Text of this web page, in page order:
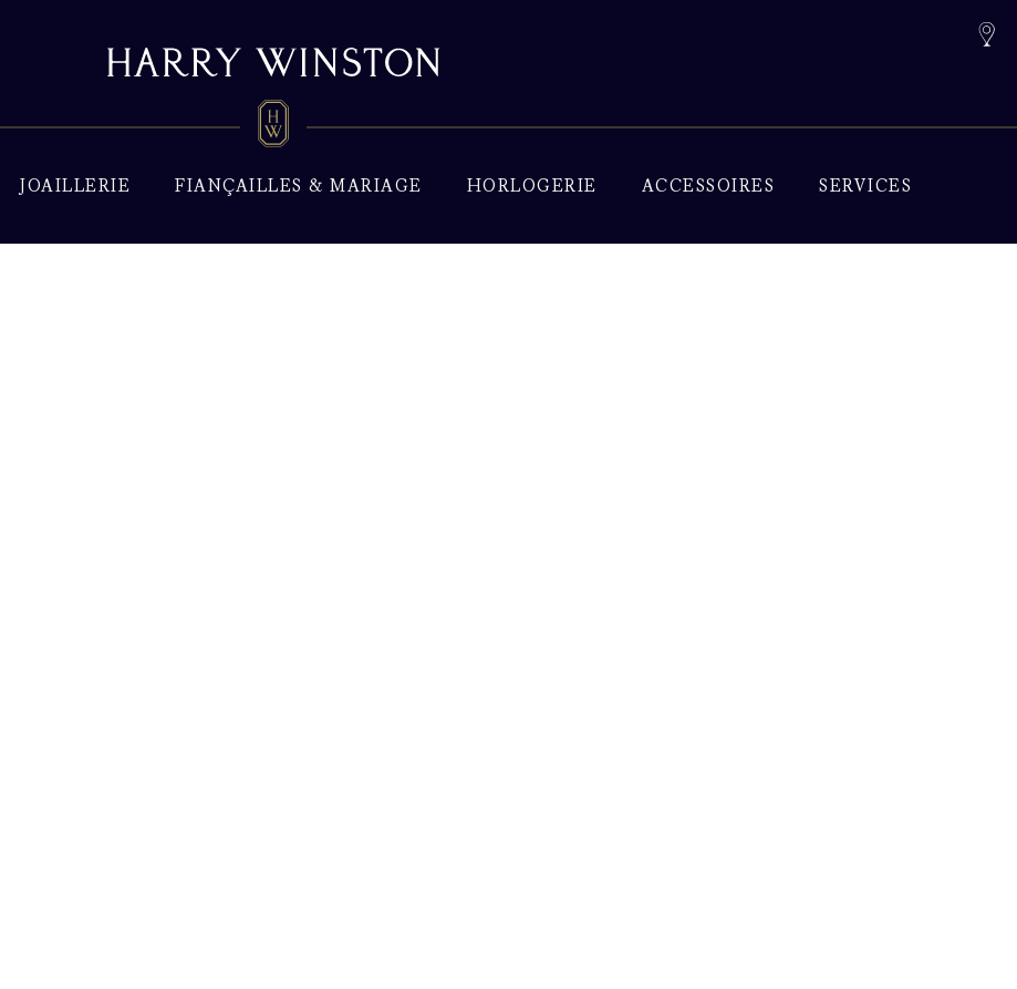
JOAILLERIE FIANÇAILLES & MARIAGE HORLOGERIE ACCESSOIRES SERVICES